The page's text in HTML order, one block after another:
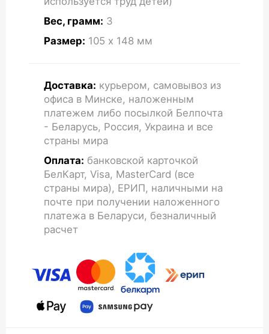
Вес, грамм: 3
Размер: 105 x 148 мм
Доставка: курьером, самовывоз из
офиса в Минске, наложенным
платежем либо посылкой Белпочта
- Беларусь, Россия, Украина и все
страны мира
Оплата: банковской карточкой
БелКарт, Visa, MasterCard (все
страны мира), ЕРИП, наличными на
почте при получении наложенного
платежа в Беларуси, безналичный
расчет